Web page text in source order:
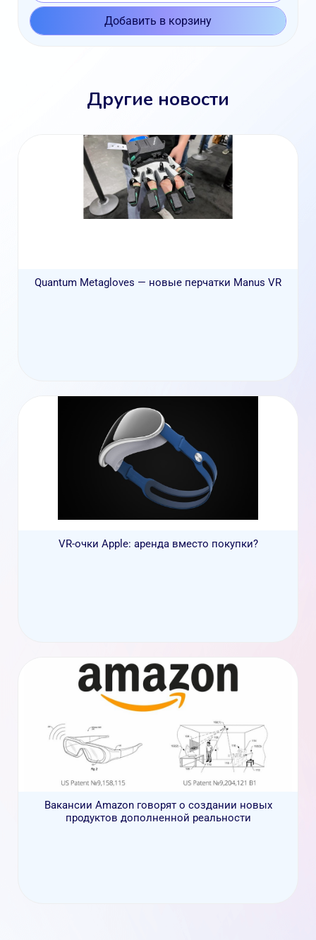
Добавить в корзину
Другие новости
Quantum Metagloves — новые перчатки Manus VR
VR-очки Apple: аренда вместо покупки?
Вакансии Amazon говорят о создании новых
продуктов дополненной реальности